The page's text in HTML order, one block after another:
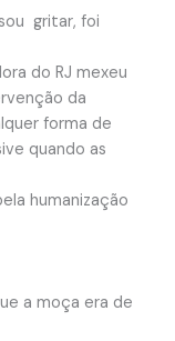
gritar, foi
do RJ mexeu
da
forma de
quando as
humanização
a moça era de